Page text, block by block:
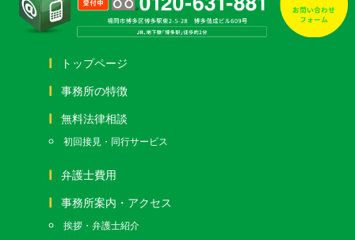
トップページ
事務所の特徴
無料法律相談
初回接見・同行サービス
弁護士費用
事務所案内・アクセス
挨拶・弁護士紹介